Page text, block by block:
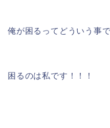
俺が困るってどういう事
困るのは私です！！！